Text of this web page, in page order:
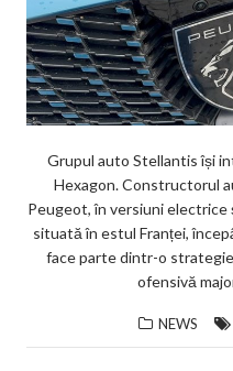
Grupul auto Stellantis își
Hexagon. Constructorul
Peugeot, în versiuni electrice
situată în estul Franței,
face parte dintr-o
ofensivă
NEWS